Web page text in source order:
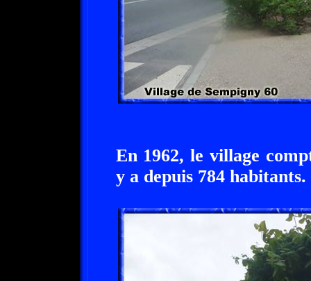
En 1962, le village
y a depuis 784 habitants.